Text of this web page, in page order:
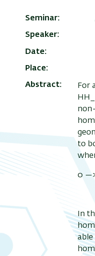
Seminar
Speaker
Date
Place
Abstract
For
to
0
In
able